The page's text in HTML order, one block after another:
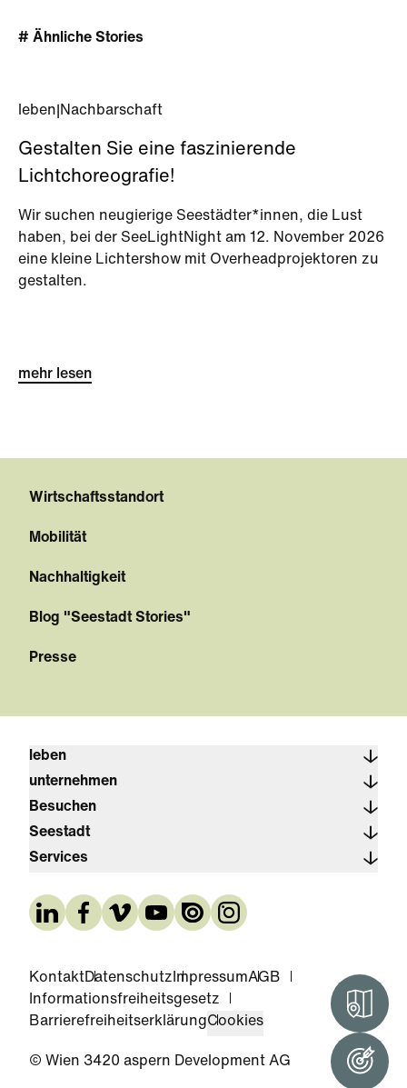
# Ähnliche Stories
leben Nachbarschaft
Gestalten Sie eine faszinierende
Lichtchoreografie!
Wir suchen neugierige Seestädter*innen, die Lust
haben, bei der SeeLightNight am 12. November 2026
eine kleine Lichtershow mit Overheadprojektoren zu
gestalten.
mehr lesen
Wirtschaftsstandort
Mobilität
Nachhaltigkeit
Blog "Seestadt Stories"
Presse
leben
unternehmen
Besuchen
Seestadt
Services
KontaktDatenschutz ImpressumAGB
Informationsfreiheitsgesetz
BarrierefreiheitserklärungCookies
© Wien 3420 aspern Development AG